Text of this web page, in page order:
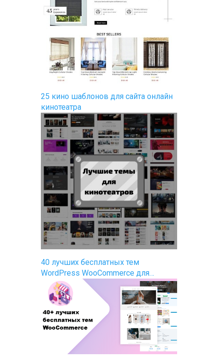
25 кино шаблонов для сайта онлайн
кинотеатра
40 лучших бесплатных тем
WordPress WooCommerce для…